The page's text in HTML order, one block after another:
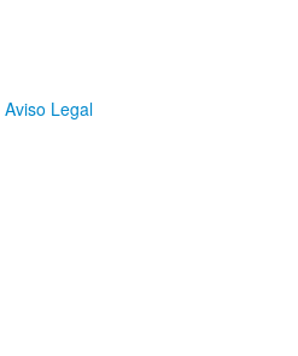
Aviso Legal